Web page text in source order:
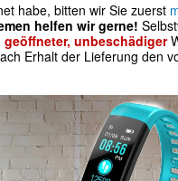
habe, bitten wir Sie zuerst
helfen wir gerne!
geöffneter, unbeschädiger
Erhalt der Lieferung den